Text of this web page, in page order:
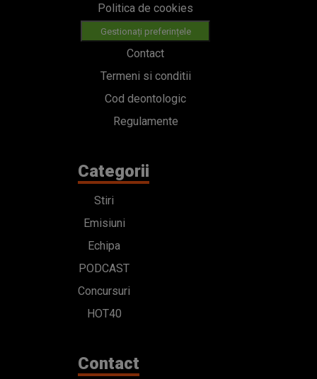
Politica de cookies
Gestionați preferințele
Contact
Termeni si conditii
Cod deontologic
Regulamente
Categorii
Stiri
Emisiuni
Echipa
PODCAST
Concursuri
HOT40
Contact